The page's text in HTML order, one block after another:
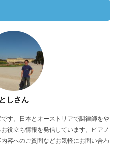
としさん
す。日本とオーストリアで調律師をや
役立ち情報を発信しています。ピアノ
容へのご質問などお気軽にお問い合わ